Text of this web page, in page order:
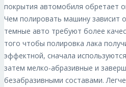
покрытия автомобиля обретает
Чем полировать машину зависит
темные авто требуют более
того чтобы полировка лака
эффектной, сначала
затем мелко-абразивные и
безабразивными составами.